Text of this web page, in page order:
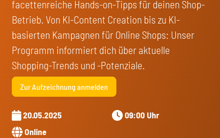
facettenreiche Hands-on-Tipps für deinen Shop-
Betrieb. Von KI-Content Creation bis zu KI-
basierten Kampagnen für Online Shops: Unser
Programm informiert dich über aktuelle
Shopping-Trends und -Potenziale.
Zur Aufzeichnung anmelden
20.05.2025
09:00 Uhr
Online